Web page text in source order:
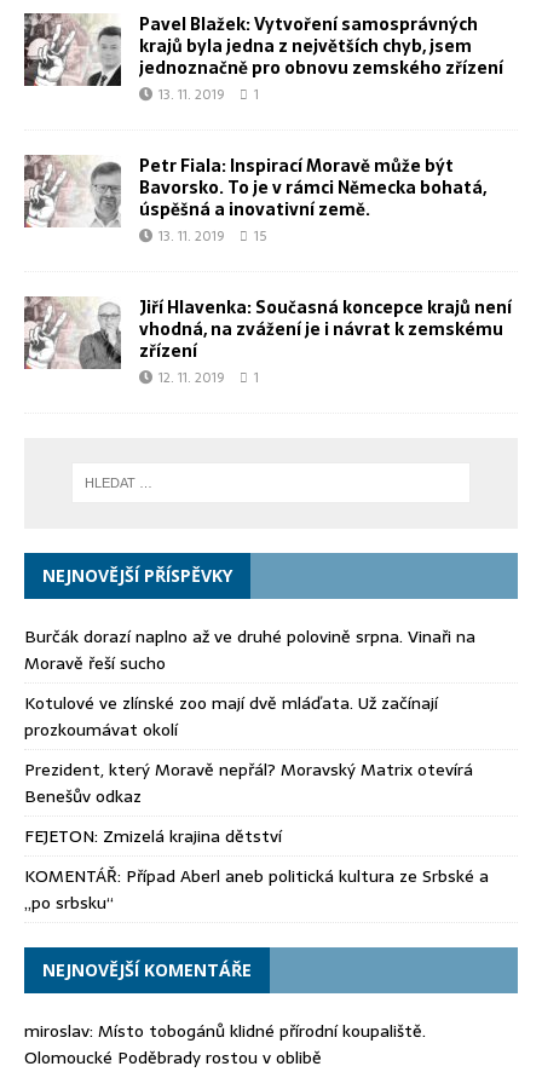
Pavel Blažek: Vytvoření samosprávných
krajů byla jedna z největších chyb, jsem
jednoznačně pro obnovu zemského zřízení
13. 11. 2019 1
Petr Fiala: Inspirací Moravě může být
Bavorsko. To je v rámci Německa bohatá,
úspěšná a inovativní země.
13. 11. 2019 15
Jiří Hlavenka: Současná koncepce krajů není
vhodná, na zvážení je i návrat k zemskému
zřízení
12. 11. 2019 1
NEJNOVĚJŠÍ PŘÍSPĚVKY
Burčák dorazí naplno až ve druhé polovině srpna. Vinaři na
Moravě řeší sucho
Kotulové ve zlínské zoo mají dvě mláďata. Už začínají
prozkoumávat okolí
Prezident, který Moravě nepřál? Moravský Matrix otevírá
Benešův odkaz
FEJETON: Zmizelá krajina dětství
KOMENTÁŘ: Případ Aberl aneb politická kultura ze Srbské a
„po srbsku“
NEJNOVĚJŠÍ KOMENTÁŘE
miroslav: Místo tobogánů klidné přírodní koupaliště.
Olomoucké Poděbrady rostou v oblibě